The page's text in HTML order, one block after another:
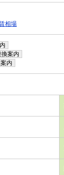
相場
換案内
内